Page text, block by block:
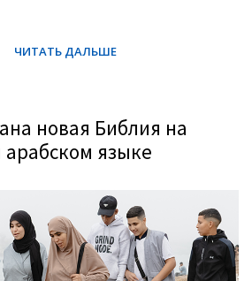
новая Библия на
языке